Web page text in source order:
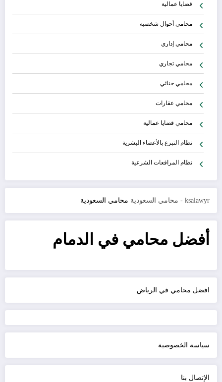
قضايا عمالية
محامي أحوال شخصية
محامي إداري
محامي تجاري
محامي جنائي
محامي عقارات
محامي قضايا عمالية
نظام التبرع بالأعضاء البشرية
نظام المرافعات الشرعية
ksalawyr - محامي السعودية محامي السعودية
أفضل محامي في الدمام
افضل محامي في الرياض
سياسة الخصوصية
الإتصال بنا